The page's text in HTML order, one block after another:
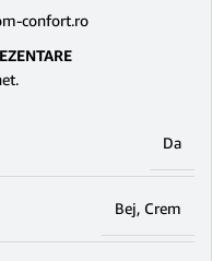
confort.ro
Da
Bej, Crem